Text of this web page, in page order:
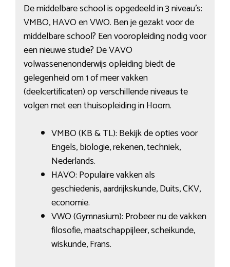
De middelbare school is opgedeeld in 3 niveau’s:
VMBO, HAVO en VWO. Ben je gezakt voor de
middelbare school? Een vooropleiding nodig voor
een nieuwe studie? De VAVO
volwassenenonderwijs opleiding biedt de
gelegenheid om 1 of meer vakken
(deelcertificaten) op verschillende niveaus te
volgen met een thuisopleiding in Hoorn.
VMBO (KB & TL): Bekijk de opties voor
Engels, biologie, rekenen, techniek,
Nederlands.
HAVO: Populaire vakken als
geschiedenis, aardrijkskunde, Duits, CKV,
economie.
VWO (Gymnasium): Probeer nu de vakken
filosofie, maatschappijleer, scheikunde,
wiskunde, Frans.